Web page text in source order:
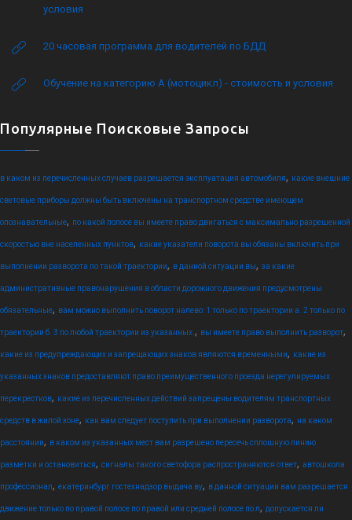
условия
20 часовая программа для водителей по БДД
Обучение на категорию А (мотоцикл) - стоимость и условия
Популярные Поисковые Запросы
в каком из перечисленных случаев разрешается эксплуатация автомобиля, какие внешние
световые приборы должны быть включены на транспортном средстве имеющем
опознавательные, по какой полосе вы имеете право двигаться с максимально разрешенной
скоростью вне населенных пунктов, какие указатели поворота вы обязаны включить при
выполнении разворота по такой траектории, в данной ситуации вы, за какие
административные правонарушения в области дорожного движения предусмотрены
обязательные, вам можно выполнить поворот налево: 1 только по траектории а. 2 только по
траектории б. 3 по любой траектории из указанных. , вы имеете право выполнить разворот,
какие из предупреждающих и запрещающих знаков являются временными, какие из
указанных знаков предоставляют право преимущественного проезда нерегулируемых
перекрестков, какие из перечисленных действий запрещены водителям транспортных
средств в жилой зоне, как вам следует поступить при выполнении разворота, на каком
расстоянии, в каком из указанных мест вам разрешено пересечь сплошную линию
разметки и остановиться, сигналы такого светофора распространяются ответ, автошкола
профессионал, екатеринбург гостехнадзор выдача ву, в данной ситуации вам разрешается
движение только по правой полосе по правой или средней полосе по л, допускается ли